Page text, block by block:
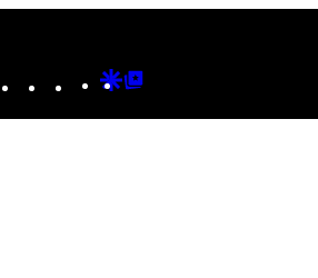
Instagram
TikTokYouTube
Google